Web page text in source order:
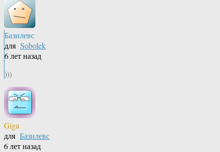
Базилевс
для Sobolek
6 лет назад
)))
Giga
для Базилевс
6 лет назад